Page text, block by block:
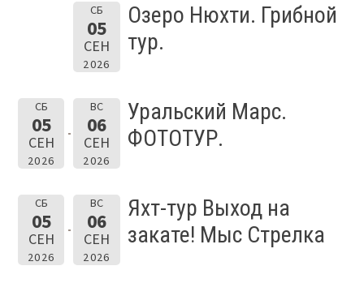
СБ
05
СЕН
2026
Озеро Нюхти. Грибной
тур.
СБ
05
СЕН
2026
ВС
06
СЕН
2026
Уральский Марс.
ФОТОТУР.
СБ
05
СЕН
2026
ВС
06
СЕН
2026
Яхт-тур Выход на
закате! Мыс Стрелка